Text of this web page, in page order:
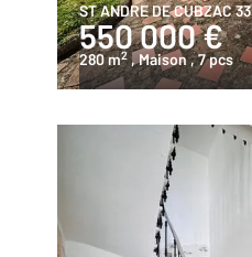
ST ANDRE DE CUBZAC 33
550 000 €
280 m2 , Maison, 7 pcs